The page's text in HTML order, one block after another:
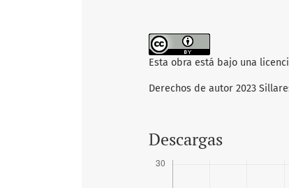
Esta obra está bajo una
Derechos de autor 2023
Descargas